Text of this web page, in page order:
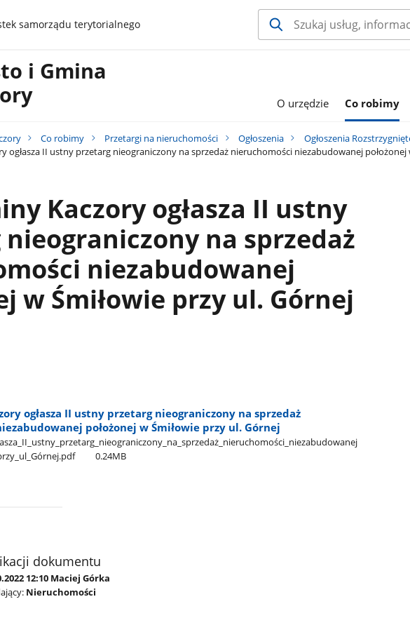
samorządu terytorialnego
i Gmina
O urzędzie Co robimy
Co robimy Przetargi na nieruchomości Ogłoszenia
Ogłoszenia
ogłasza II ustny przetarg nieograniczony na sprzedaż nieruchomości niezabudowanej położonej
Kaczory ogłasza II ustny
na sprzedaż
niezabudowanej
w Śmiłowie przy ul. Górnej
ogłasza II ustny przetarg nieograniczony na sprzedaż
położonej w Śmiłowie przy ul. Górnej
0.24MB
dokumentu
12:10 Maciej Górka
Nieruchomości